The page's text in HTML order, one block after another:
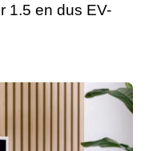
1.5 en dus EV-